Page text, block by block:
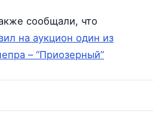
сообщали, что
на аукцион один из
– “Приозерный”